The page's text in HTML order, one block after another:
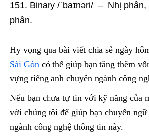
Binary /ˈbaɪnəri/ – Nhị phân,
phân.
Hy vọng qua bài viết chia sẻ ngày
Sài Gòn có thể giúp bạn tăng thêm
vựng tiếng anh chuyên ngành công
Nếu bạn chưa tự tin với kỹ năng của
với chúng tôi để giúp bạn chuyển
ngành công nghệ thông tin này.